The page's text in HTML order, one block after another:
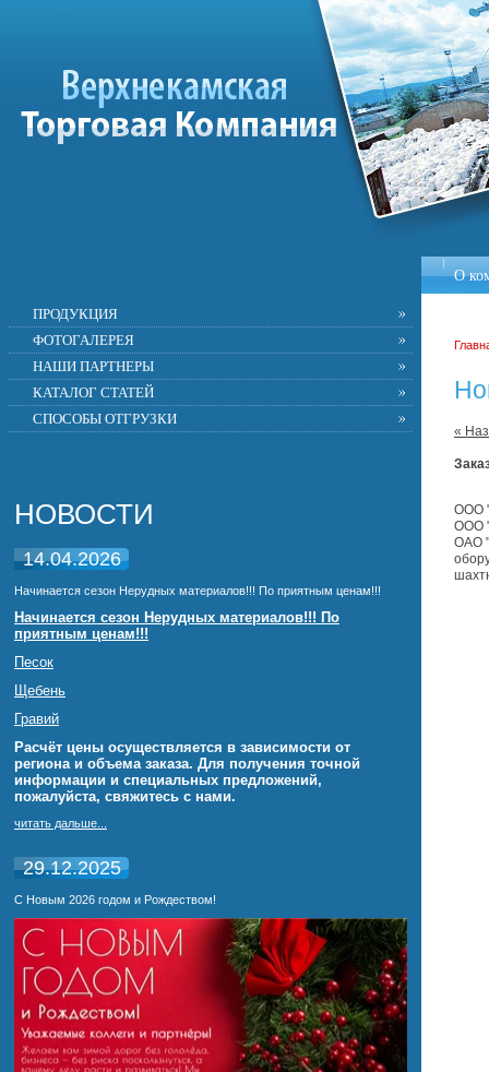
ПРОДУКЦИЯ
ФОТОГАЛЕРЕЯ
НАШИ ПАРТНЕРЫ
КАТАЛОГ СТАТЕЙ
СПОСОБЫ ОТГРУЗКИ
НОВОСТИ
14.04.2026
Начинается сезон Нерудных материалов!!! По приятным ценам!!!
Начинается сезон Нерудных материалов!!! По
приятным ценам!!!
Песок
Щебень
Гравий
Расчёт цены осуществляется в зависимости от
региона и объема заказа. Для получения точной
информации и специальных предложений,
пожалуйста, свяжитесь с нами.
читать дальше...
29.12.2025
С Новым 2026 годом и Рождеством!
О
«
ООО
ООО
ОАО